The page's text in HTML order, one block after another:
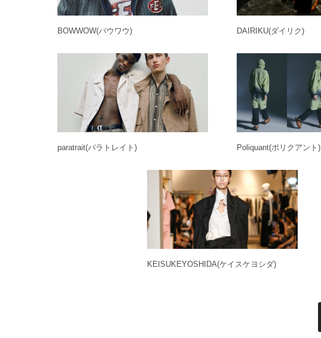
BOWWOW(バウワウ) DAIRIKU(ダイリク)
paratrait(パラトレイト) Poliquant(ポリクアント)
KEISUKEYOSHIDA(ケイスケヨシダ)